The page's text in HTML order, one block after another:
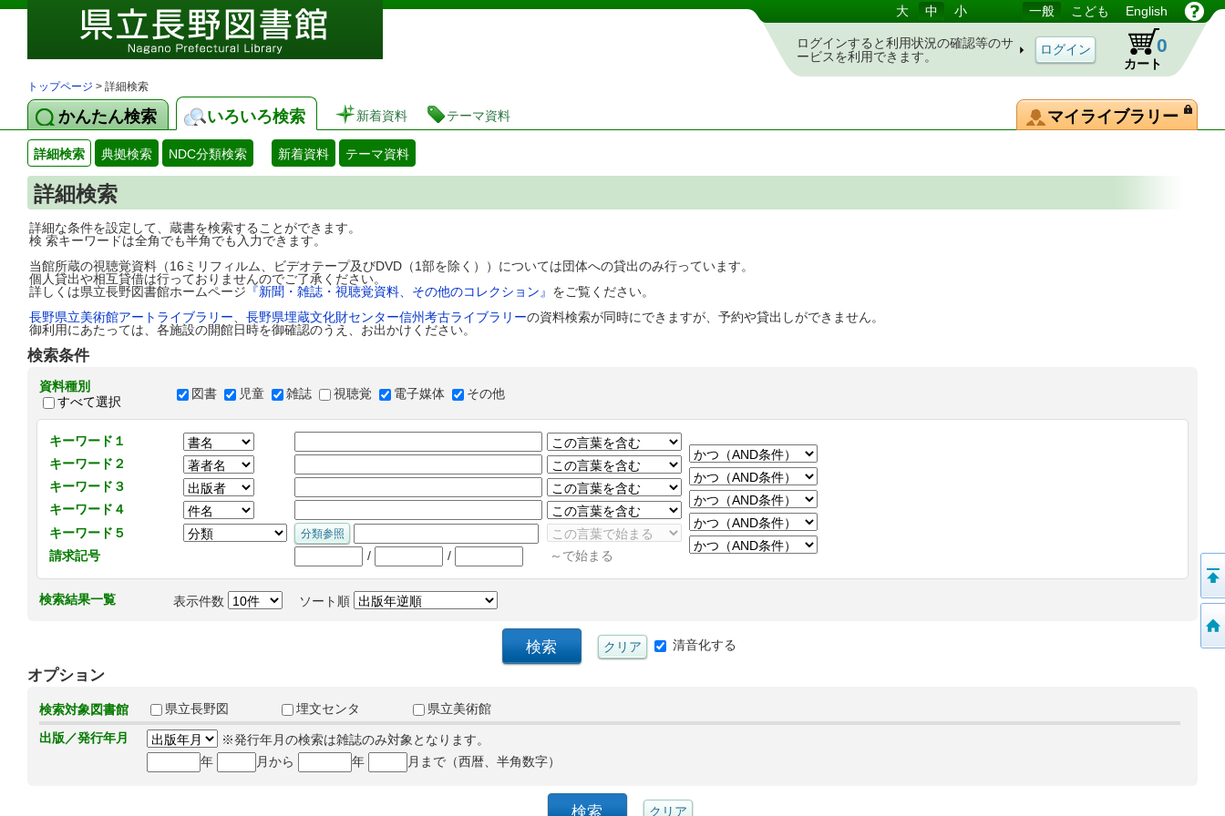
図書館 蔵書検索・予約システム 大 中 小 一般 こども English
ログインすると利用状況の確認等のサ
ービスを利用できます。
カート
0
トップページ > 詳細検索
かんたん検索 いろいろ検索 新着資料 テーマ資料 マイライブラリー
詳細検索 典拠検索 NDC分類検索 新着資料 テーマ資料
詳細検索
詳細な条件を設定して、蔵書を検索することができます。
検 索キーワードは全角でも半角でも入力できます。
当館所蔵の視聴覚資料（16ミリフィルム、ビデオテープ及びDVD（1部を除く））については団体への貸出のみ行っています。
個人貸出や相互貸借は行っておりませんのでご了承ください。
詳しくは県立長野図書館ホームページ 『新聞・雑誌・視聴覚資料、その他のコレクション』 をご覧ください。
長野県立美術館アートライブラリー
長野県埋蔵文化財センター信州考古ライブラリーの資料検索が同時にできますが、予約や貸出しができません。
御利用にあたっては、各施設の開館日時を御確認のうえ、お出かけください。
検索条件
資料種別
すべて選択
図書 児童 雑誌 視聴覚 電子媒体 その他
キーワード１
キーワード２
キーワード３
キーワード４
キーワード５
請求記号
/ / ～で始まる
検索結果一覧 表示件数 ソート順
清音化する
オプション
検索対象図書館 県立長野図 埋文センタ
県立美術館
出版／発行年月
※発行年月の検索は雑誌のみ対象となります。
年
月から 年 月まで（西暦、半角数字）